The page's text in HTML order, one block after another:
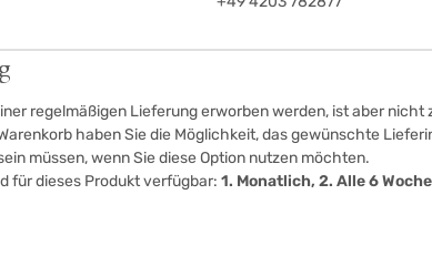
regelmäßigen Lieferung erworben werden, ist aber
haben Sie die Möglichkeit, das gewünschte
müssen, wenn Sie diese Option nutzen möchten.
für dieses Produkt verfügbar:1. Monatlich, 2. Alle 6